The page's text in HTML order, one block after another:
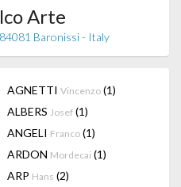
Arte
Baronissi - Italy
AGNETTI Vincenzo (1)
ALBERS Josef (1)
ANGELI Franco (1)
ARDON Mordecai (1)
ARP Hans (2)